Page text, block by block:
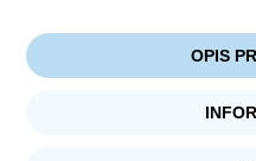
OPIS